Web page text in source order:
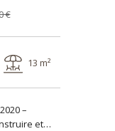
€
13 m²
–
et